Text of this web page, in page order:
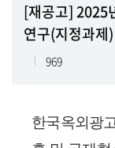
[재공고] 2025
연구(지정과제
969
한국옥외광